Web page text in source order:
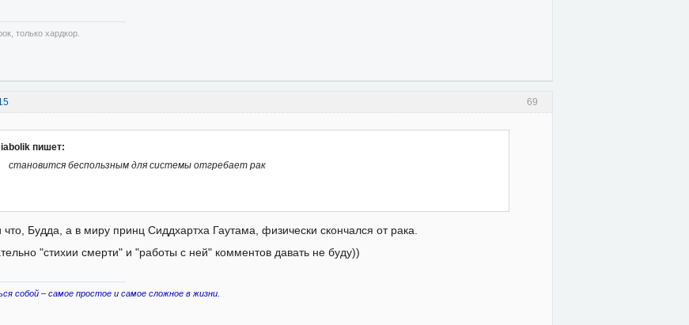
только хардкор.
69
пишет:
становится беспользным для системы отгребает рак
что, Будда, а в миру принц Сиддхартха Гаутама, физически скончался от рака.
"стихии смерти" и "работы с ней" комментов давать не буду))
собой – самое простое и самое сложное в жизни.